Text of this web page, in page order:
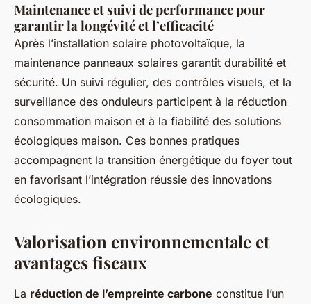
Maintenance et suivi de performance pour
garantir la longévité et l’efficacité
Après l’installation solaire photovoltaïque, la
maintenance panneaux solaires garantit durabilité et
sécurité. Un suivi régulier, des contrôles visuels, et la
surveillance des onduleurs participent à la réduction
consommation maison et à la fiabilité des solutions
écologiques maison. Ces bonnes pratiques
accompagnent la transition énergétique du foyer tout
en favorisant l’intégration réussie des innovations
écologiques.
Valorisation environnementale et
avantages fiscaux
La réduction de l’empreinte carbone constitue l’un